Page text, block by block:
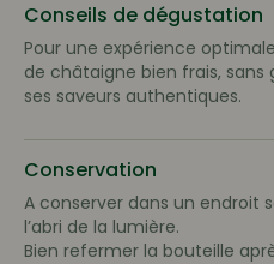
Conseils de dégustation
Pour une expérience
de châtaigne bien frais, sans
ses saveurs authentiques.
Conservation
A conserver dans un endroit
l’abri de la lumière.
Bien refermer la bouteille